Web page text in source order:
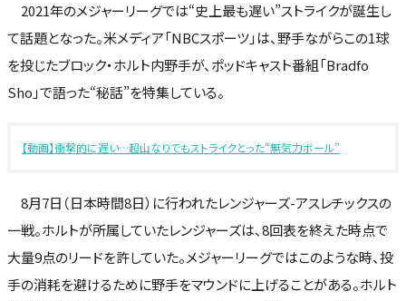
2021年のメジャーリーグでは“史上最も遅い”ストライクが誕生し
て話題となった。米メディア「NBCスポーツ」は、野手ながらこの1球
を投じたブロック・ホルト内野手が、ポッドキャスト番組「Bradfo
Sho」で語った“秘話”を特集している。
【動画】衝撃的に遅い…超山なりでもストライクとった“無気力ボール”
8月7日（日本時間8日）に行われたレンジャーズ-アスレチックスの
一戦。ホルトが所属していたレンジャーズは、8回表を終えた時点で
大量9点のリードを許していた。メジャーリーグではこのような時、投
手の消耗を避けるために野手をマウンドに上げることがある。ホルト